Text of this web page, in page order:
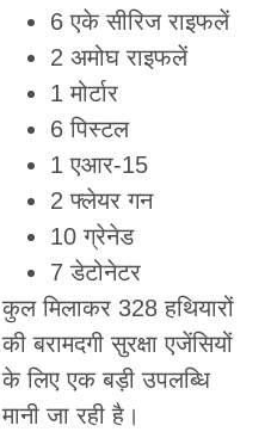
6 एके सीरिज राइफलें
2 अमोघ राइफलें
1 मोर्टार
6 पिस्टल
1 एआर-15
2 फ्लेयर गन
10 ग्रेनेड
7 डेटोनेटर
कुल मिलाकर 328 हथियारों
की बरामदगी सुरक्षा एजेंसियों
के लिए एक बड़ी उपलब्धि
मानी जा रही है।